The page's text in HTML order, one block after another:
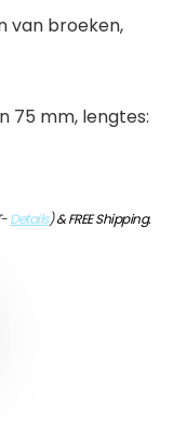
van broeken,
75 mm, lengtes:
Details)&FREE Shipping.